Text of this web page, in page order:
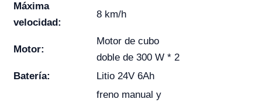
Máxima
velocidad:
8 km/h
Motor:
Motor de cubo
doble de 300 W * 2
Batería:
Litio 24V 6Ah
freno manual y